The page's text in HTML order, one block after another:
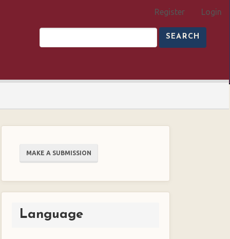
Register Login
SEARCH
Make
MAKE A SUBMISSION
Language